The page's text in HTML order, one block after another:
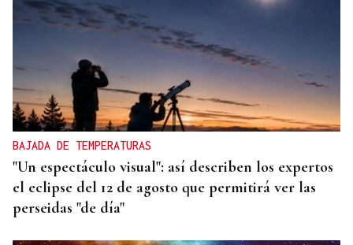
BAJADA DE TEMPERATURAS
"Un espectáculo visual": así describen los expertos
el eclipse del 12 de agosto que permitirá ver las
perseidas "de día"